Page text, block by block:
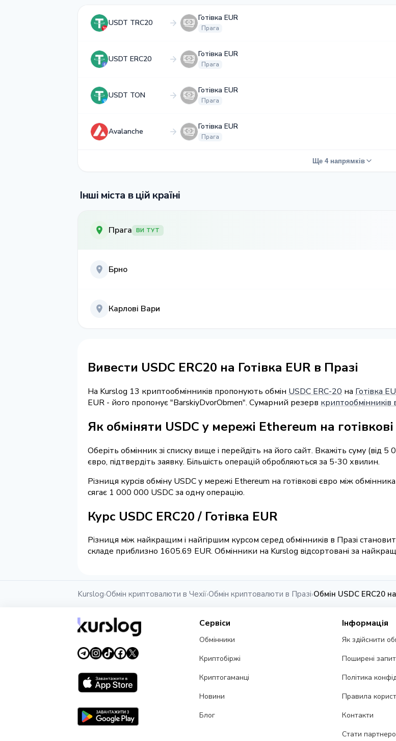
USDT TRC20
Готівка EUR
Прага
USDT ERC20
Готівка EUR
Прага
USDT TON
Готівка EUR
Прага
Avalanche
Готівка EUR
Прага
Ще 4 напрямків
Інші міста в цій країні
Прага ВИ ТУТ
Брно
Карлові Вари
Вивести USDC ERC20 на Готівка EUR в Празі
На Kurslog 13 криптообмінників пропонують обмін USDC ERC-20 на Готівка
EUR - його пропонує "BarskiyDvorObmen". Сумарний резерв криптообмінників
Як обміняти USDC у мережі Ethereum на
Оберіть обмінник зі списку вище і перейдіть на його сайт. Вкажіть суму (від
євро, підтвердіть заявку. Більшість операцій обробляються за 5-30 хвилин.
Різниця курсів обміну USDC у мережі Ethereum на готівкові євро між
сягає 1 000 000 USDC за одну операцію.
Курс USDC ERC20 / Готівка EUR
Різниця між найкращим і найгіршим курсом серед обмінників в Празі
складе приблизно 1605.69 EUR. Обмінники на Kurslog відсортовані за
Kurslog›Обмін криптовалюти в Чехії›Обмін криптовалюти в Празі›Обмін USDC ERC20
Сервіси
Обмінники
Криптобіржі
Криптогаманці
Новини
Блог
Інформація
Як здійснити
Поширені
Політика
Правила
Контакти
Стати